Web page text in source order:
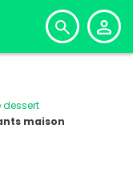
dessert
maison